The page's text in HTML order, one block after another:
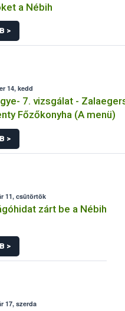
a Nébih
>
14, kedd
7. vizsgálat -
Főzőkonyha (A menü)
>
11, csütörtök
zárt be a Nébih
>
17, szerda